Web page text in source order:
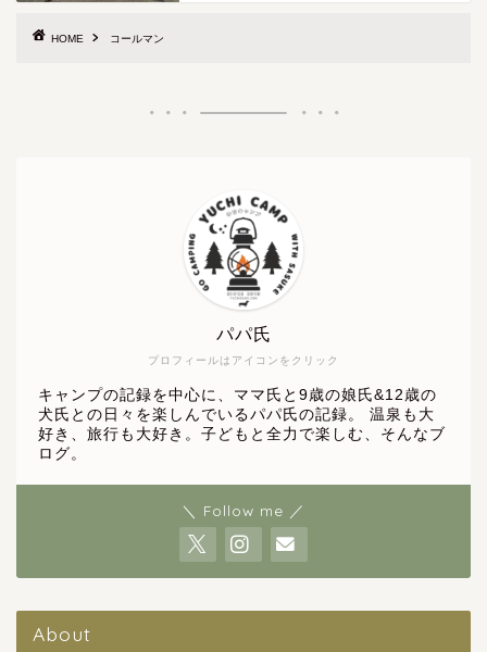
HOME コールマン
プロフィールはアイコンをクリック
パパ氏
キャンプの記録を中心に、ママ氏と9歳の娘氏&12歳の
犬氏との日々を楽しんでいるパパ氏の記録。 温泉も大
好き、旅行も大好き。子どもと全力で楽しむ、そんなブ
ログ。
＼ Follow me ／
About